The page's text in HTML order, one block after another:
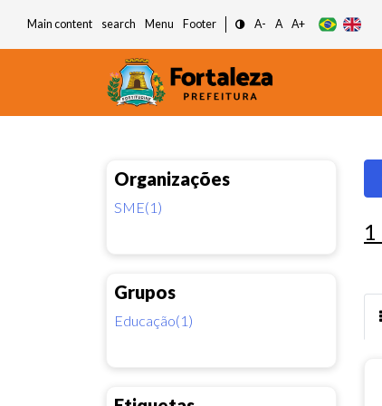
Main content search Menu Footer A- A A+
Organizações
SME(1)
Grupos
Educação(1)
1